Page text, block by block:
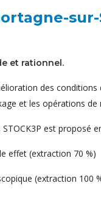
sur-
et rationnel.
des conditions
et les opérations de
est proposé
effet (extraction 70 %)
(extraction 100